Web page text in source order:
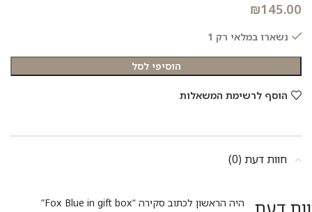
₪145.00
נשארו במלאי רק 1
הוסיפי לסל
הוסף לרשימת המשאלות
חוות דעת (0)
היה הראשון לכתוב סקירה “Fox Blue in gift box”